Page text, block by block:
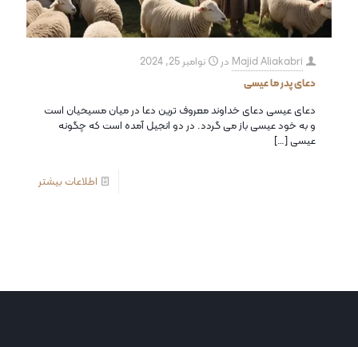
Majid Aliakabri در
نوامبر 25, 2024
دعای پدر ما عیسی
دعای عیسی دعای خداوند معروف ترین دعا در میان مسیحیان است
و به خود عیسی باز می گردد. در دو انجیل آمده است که چگونه
عیسی[…]
اطلاعات بیشتر